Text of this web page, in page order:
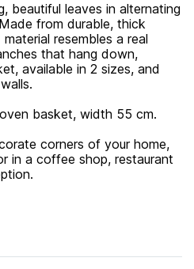
beautiful leaves in alternating
from durable, thick
resembles a real
that hang down,
available in 2 sizes, and
basket, width 55 cm.
corners of your home,
in a coffee shop, restaurant